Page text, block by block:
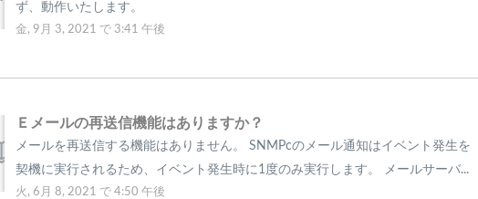
ず、動作いたします。
金, 9月 3, 2021 で 3:41 午後
Ｅメールの再送信機能はありますか？
メールを再送信する機能はありません。 SNMPcのメール通知はイベント発生を
契機に実行されるため、イベント発生時に1度のみ実行します。 メールサーバ...
火, 6月 8, 2021 で 4:50 午後